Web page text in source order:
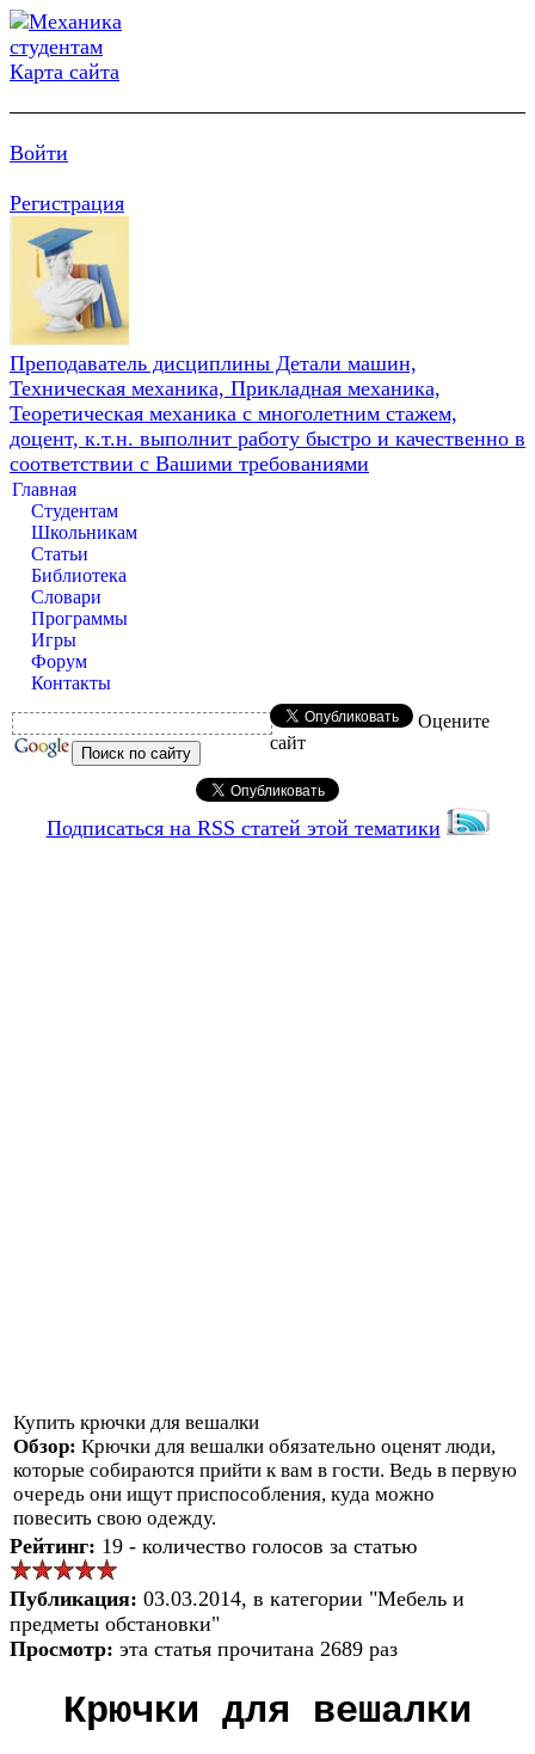
Карта сайта
Войти
Регистрация
Преподаватель дисциплины Детали машин,
Техническая механика, Прикладная механика,
Теоретическая механика с многолетним стажем,
доцент, к.т.н. выполнит работу быстро и качественно в
соответствии с Вашими требованиями
Главная
Студентам
Школьникам
Статьи
Библиотека
Словари
Программы
Игры
Форум
Контакты
Оцените
сайт
Подписаться на RSS статей этой тематики
Купить крючки для вешалки
Обзор: Крючки для вешалки обязательно оценят люди,
которые собираются прийти к вам в гости. Ведь в первую
очередь они ищут приспособления, куда можно
повесить свою одежду.
Рейтинг: 19 - количество голосов за статью
Публикация: 03.03.2014, в категории "Мебель и
предметы обстановки"
Просмотр: эта статья прочитана 2689 раз
Крючки для вешалки